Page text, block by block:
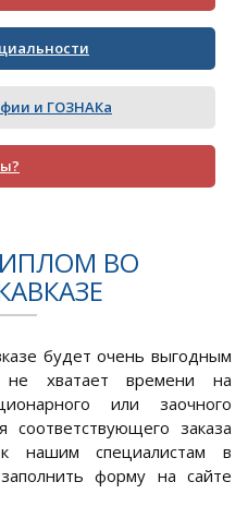
и ГОЗНАКа
ВО
будет очень выгодным
хватает времени на
или заочного
заказа
нашим специалистам в
форму на сайте